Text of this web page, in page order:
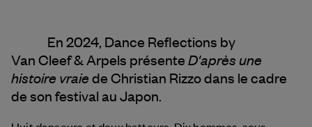
En 2024, Dance Reflections by
Van Cleef & Arpels présente D'après une
histoire vraie de Christian Rizzo dans le cadre
de son festival au Japon.